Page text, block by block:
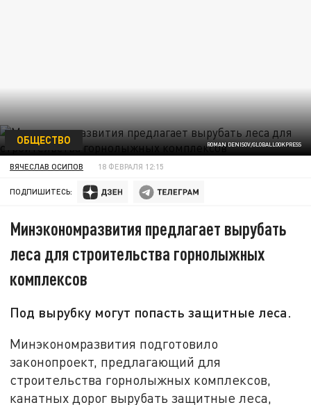
ROMAN DENISOV/GLOBALLOOKPRESS
ОБЩЕСТВО
ВЯЧЕСЛАВ ОСИПОВ 18 ФЕВРАЛЯ 12:15
ПОДПИШИТЕСЬ:
Минэкономразвития предлагает вырубать
леса для строительства горнолыжных
комплексов
Под вырубку могут попасть защитные леса.
Минэкономразвития подготовило
законопроект, предлагающий для
строительства горнолыжных комплексов,
канатных дорог вырубать защитные леса,